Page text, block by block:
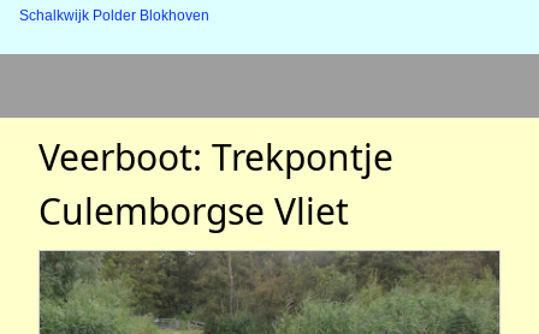
Schalkwijk Polder Blokhoven
Veerboot: Trekpontje
Culemborgse Vliet